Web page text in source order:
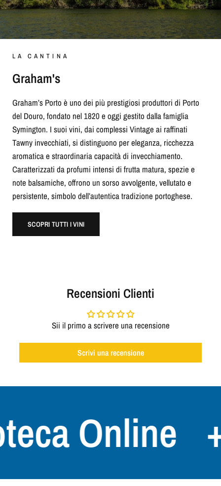
LA CANTINA
Graham's
Graham’s Porto è uno dei più prestigiosi produttori di Porto
del Douro, fondato nel 1820 e oggi gestito dalla famiglia
Symington. I suoi vini, dai complessi Vintage ai raffinati
Tawny invecchiati, si distinguono per eleganza, ricchezza
aromatica e straordinaria capacità di invecchiamento.
Caratterizzati da profumi intensi di frutta matura, spezie e
note balsamiche, offrono un sorso avvolgente, vellutato e
persistente, simbolo dell’autentica tradizione portoghese.
SCOPRI TUTTI I VINI
Recensioni Clienti
Sii il primo a scrivere una recensione
Scrivi una recensione
Online